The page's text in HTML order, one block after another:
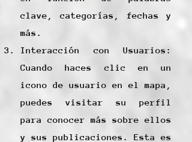
clave, categorías, fechas y
más.
Interacción con Usuarios:
Cuando haces clic en un
icono de usuario en el mapa,
puedes visitar su perfil
para conocer más sobre ellos
y sus publicaciones. Esta es